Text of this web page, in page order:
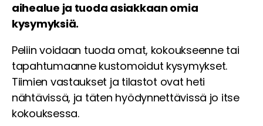
aihealue ja tuoda asiakkaan omia
kysymyksiä.
Peliin voidaan tuoda omat, kokoukseenne tai
tapahtumaanne kustomoidut kysymykset.
Tiimien vastaukset ja tilastot ovat heti
nähtävissä, ja täten hyödynnettävissä jo itse
kokouksessa.